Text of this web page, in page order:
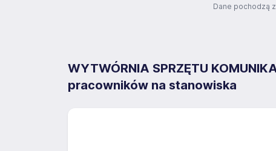
Dane pochodzą
WYTWÓRNIA SPRZĘTU
pracowników na stanowiska